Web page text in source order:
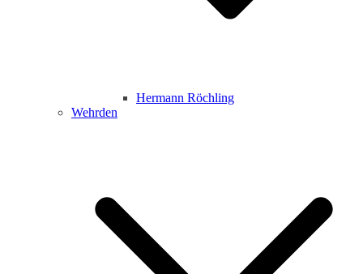
Hermann Röchling
Wehrden